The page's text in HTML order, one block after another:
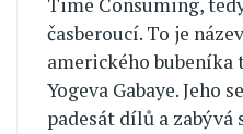
časberoucí. To je
amerického bubeníka
Yogeva Gabaye. Jeho
padesát dílů a zabývá